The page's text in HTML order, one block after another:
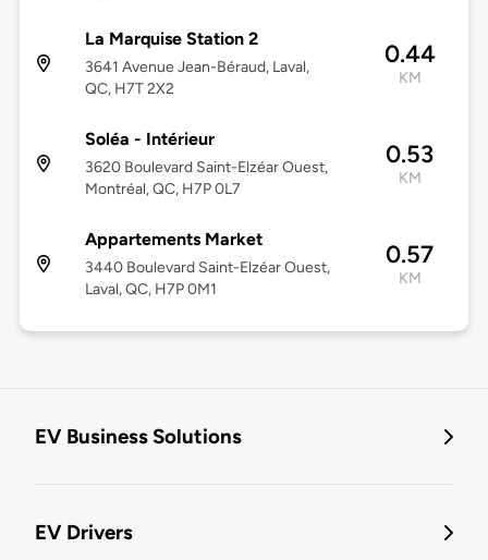
La Marquise Station 2
3641 Avenue Jean-Béraud, Laval,
QC, H7T 2X2
0.44
KM
Soléa - Intérieur
3620 Boulevard Saint-Elzéar Ouest,
Montréal, QC, H7P 0L7
0.53
KM
Appartements Market
3440 Boulevard Saint-Elzéar Ouest,
Laval, QC, H7P 0M1
0.57
KM
EV Business Solutions
EV Drivers